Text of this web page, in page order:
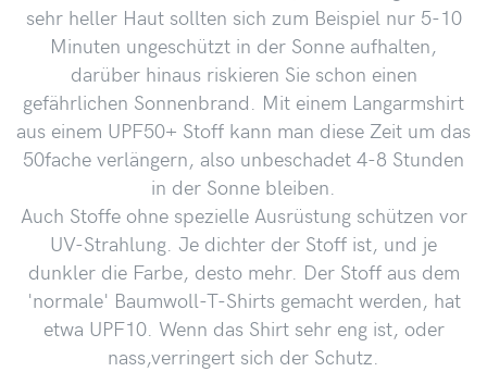
sehr heller Haut sollten sich zum Beispiel nur 5-10
Minuten ungeschützt in der Sonne aufhalten,
darüber hinaus riskieren Sie schon einen
gefährlichen Sonnenbrand. Mit einem Langarmshirt
aus einem UPF50+ Stoff kann man diese Zeit um das
50fache verlängern, also unbeschadet 4-8 Stunden
in der Sonne bleiben.
Auch Stoffe ohne spezielle Ausrüstung schützen vor
UV-Strahlung. Je dichter der Stoff ist, und je
dunkler die Farbe, desto mehr. Der Stoff aus dem
'normale' Baumwoll-T-Shirts gemacht werden, hat
etwa UPF10. Wenn das Shirt sehr eng ist, oder
nass,verringert sich der Schutz.